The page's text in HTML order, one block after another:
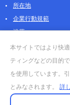
所在地
企業行動規範
沿革
採用情報
パートナー
お問合せ・販売
法人お問合せについ
本サイトではより快
ティングなどの目的
を使用しています。
とみなされます。 詳